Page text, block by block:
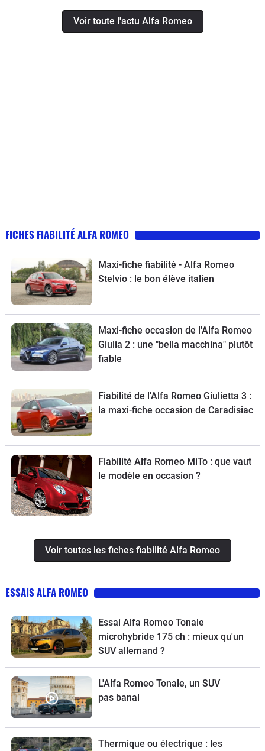
Voir toute l'actu Alfa Romeo
FICHES FIABILITÉ ALFA ROMEO
Maxi-fiche fiabilité - Alfa Romeo
Stelvio : le bon élève italien
Maxi-fiche occasion de l'Alfa Romeo
Giulia 2 : une "bella macchina" plutôt
fiable
Fiabilité de l'Alfa Romeo Giulietta 3 :
la maxi-fiche occasion de Caradisiac
Fiabilité Alfa Romeo MiTo : que vaut
le modèle en occasion ?
Voir toutes les fiches fiabilité Alfa Romeo
ESSAIS ALFA ROMEO
Essai Alfa Romeo Tonale
microhybride 175 ch : mieux qu'un
SUV allemand ?
L'Alfa Romeo Tonale, un SUV
pas banal
Thermique ou électrique : les